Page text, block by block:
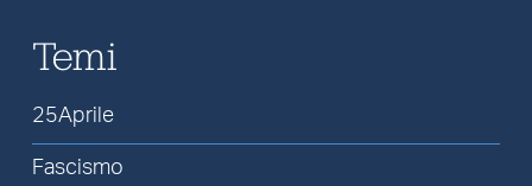
Temi
25Aprile
Fascismo